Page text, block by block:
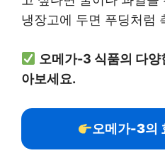
냉장고에 두면 푸딩처럼
오메가-3 식품의 다양
아보세요.
오메가-3의